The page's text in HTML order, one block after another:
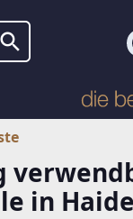
in